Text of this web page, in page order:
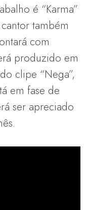
é “Karma”
também
com
produzido em
clipe “Nega”,
em fase de
ser apreciado